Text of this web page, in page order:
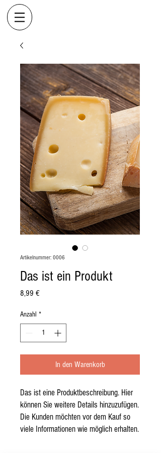
Artikelnummer: 0006
Das ist ein Produkt
8,99 €Preis
Anzahl *
In den Warenkorb
Das ist eine Produktbeschreibung. Hier
können Sie weitere Details hinzuzufügen.
Die Kunden möchten vor dem Kauf so
viele Informationen wie möglich erhalten.